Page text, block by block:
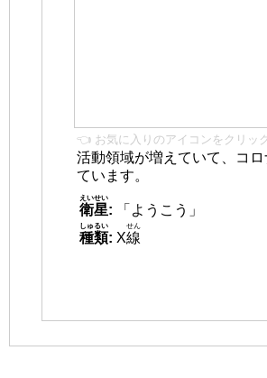
👈 お気に入りのアイコンをクリッ
活動領域が増えていて、コ
ています。
衛星
えいせい
:
「ようこう」
種類
しゅるい
: X線
せん